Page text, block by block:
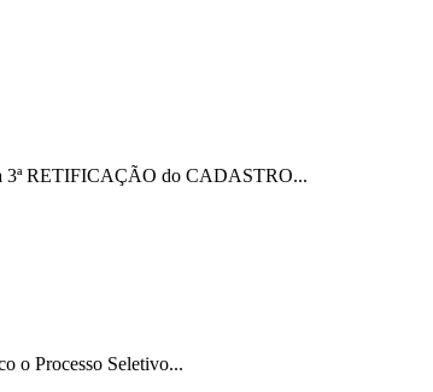
a 3ª RETIFICAÇÃO do CADASTRO...
o Processo Seletivo...